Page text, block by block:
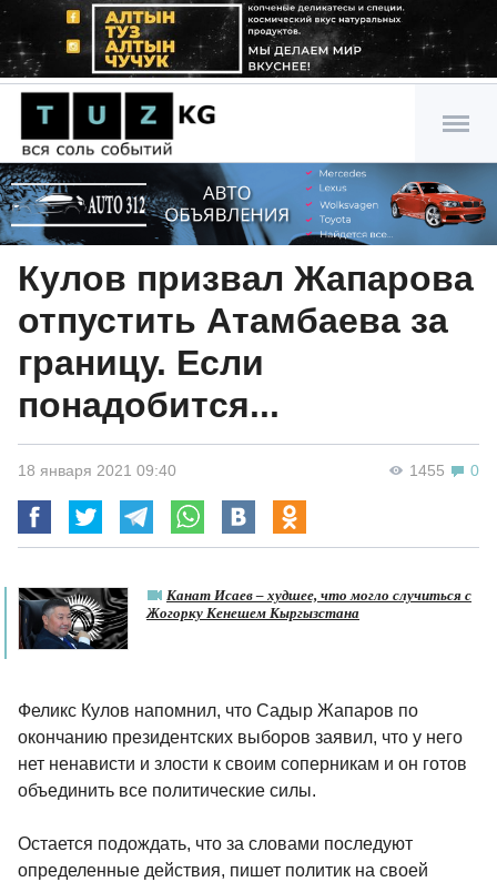
Кулов призвал Жапарова
отпустить Атамбаева за
границу. Если
понадобится...
1455 0
18 января 2021 09:40
Канат Исаев – худшее, что могло случиться с
Жогорку Кенешем Кыргызстана
Феликс Кулов напомнил, что Садыр Жапаров по
окончанию президентских выборов заявил, что у него
нет ненависти и злости к своим соперникам и он готов
объединить все политические силы.
Остается подождать, что за словами последуют
определенные действия, пишет политик на своей